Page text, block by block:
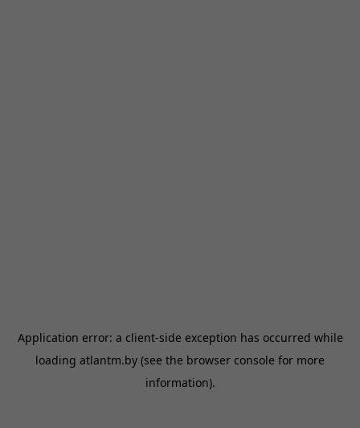
Application error: a client-side exception has occurred while
loading atlantm.by (see the browser console for more
information).